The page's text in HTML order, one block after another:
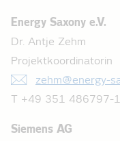
Energy Saxony e.V.
Dr. Antje Zehm
Projektkoordinatorin
zehm@energy-
T +49 351 486797-
Siemens AG